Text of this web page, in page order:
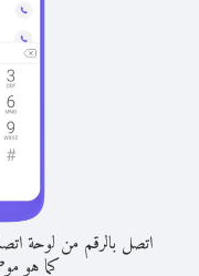
اتصل بالرقم من لوحة
كما هو